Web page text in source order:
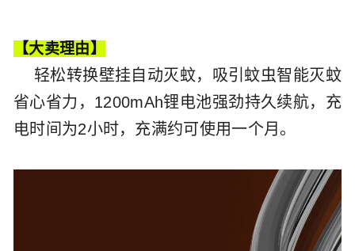
【大卖理由】
轻松转换壁挂自动灭蚊，吸引蚊虫智能灭蚊
省心省力，1200mAh锂电池强劲持久续航，充
电时间为2小时，充满约可使用一个月。